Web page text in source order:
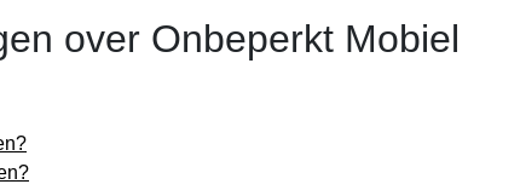
over Onbeperkt Mobiel